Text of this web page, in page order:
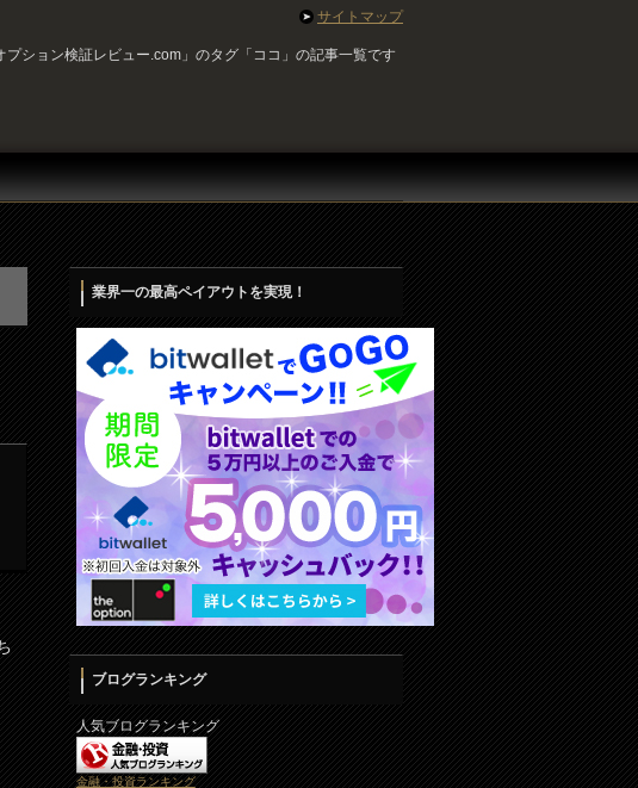
プション検証レビュー.com」のタグ「ココ」の記事一覧です
業界一の最高ペイアウトを実現！
ブログランキング
人気ブログランキング
金融・投資ランキング
サイトマップ